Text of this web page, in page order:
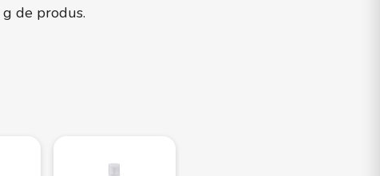
de produs.